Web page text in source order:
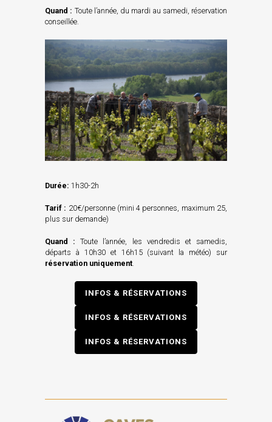
Quand : Toute l’année, du mardi au samedi, réservation
conseillée.
Durée: 1h30-2h
Tarif : 20€/personne (mini 4 personnes, maximum 25,
plus sur demande)
Quand : Toute l’année, les vendredis et samedis,
départs à 10h30 et 16h15 (suivant la météo) sur
réservation uniquement
INFOS & RÉSERVATIONS
INFOS & RÉSERVATIONS
INFOS & RÉSERVATIONS